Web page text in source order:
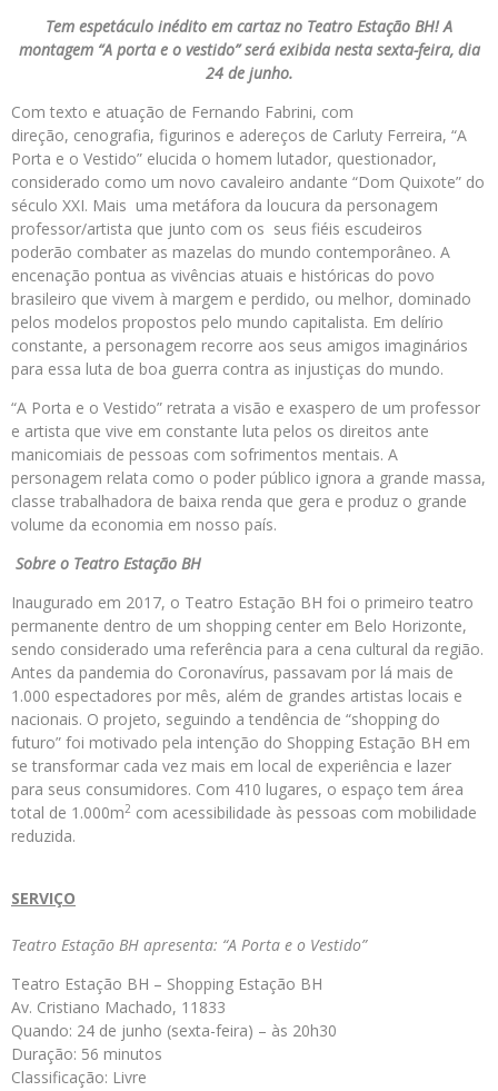
Tem espetáculo inédito em cartaz no Teatro Estação BH! A
montagem “A porta e o vestido” será exibida nesta sexta-feira, dia
24 de junho.
Com texto e atuação de Fernando Fabrini, com
direção, cenografia, figurinos e adereços de Carluty Ferreira, “A
Porta e o Vestido” elucida o homem lutador, questionador,
considerado como um novo cavaleiro andante “Dom Quixote” do
século XXI. Mais uma metáfora da loucura da personagem
professor/artista que junto com os seus fiéis escudeiros
poderão combater as mazelas do mundo contemporâneo. A
encenação pontua as vivências atuais e históricas do povo
brasileiro que vivem à margem e perdido, ou melhor, dominado
pelos modelos propostos pelo mundo capitalista. Em delírio
constante, a personagem recorre aos seus amigos imaginários
para essa luta de boa guerra contra as injustiças do mundo.
“A Porta e o Vestido” retrata a visão e exaspero de um professor
e artista que vive em constante luta pelos os direitos ante
manicomiais de pessoas com sofrimentos mentais. A
personagem relata como o poder público ignora a grande massa,
classe trabalhadora de baixa renda que gera e produz o grande
volume da economia em nosso país.
Sobre o Teatro Estação BH
Inaugurado em 2017, o Teatro Estação BH foi o primeiro teatro
permanente dentro de um shopping center em Belo Horizonte,
sendo considerado uma referência para a cena cultural da região.
Antes da pandemia do Coronavírus, passavam por lá mais de
1.000 espec­tadores por mês, além de grandes artistas locais e
nacionais. O projeto, seguindo a tendência de “shopping do
futuro” foi motivado pela intenção do Shopping Estação BH em
se transformar cada vez mais em local de experiência e lazer
para seus consumidores. Com 410 lugares, o espaço tem área
total de 1.000m2 com acessibilidade às pessoas com mobilidade
reduzida.
SERVIÇO
Teatro Estação BH apresenta: “A Porta e o Vestido”
Teatro Estação BH – Shopping Estação BH
Av. Cristiano Machado, 11833
Quando: 24 de junho (sexta-feira) – às 20h30
Duração: 56 minutos
Classificação: Livre